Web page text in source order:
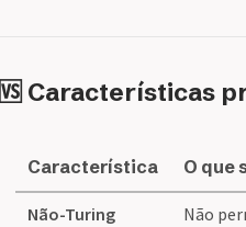
🆚 Características
Característica O que
Não-Turing
Não